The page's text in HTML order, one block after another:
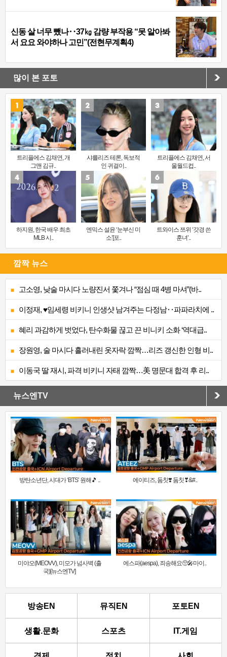
신동 살 너무 뺐나‥37㎏ 감량 부작용 “못 알아봐
서 요요 와야하나 고민”(전현무계획4)
많이 본 포토
트리플에스 김채연, 개
그맨 김규..
샤를리즈 테론, 독보적
인 귀걸이..
트리플에스 김채연, 서
울월드컵..
하지원, 한국 배우 최초
MLB 시..
엔믹스 설윤 ‘눈부신 미
소’[포..
트와이스 쯔위 ‘갓경 쓴
훈녀’..
깜짝 뉴스
고소영, 낮술 마시다 노량진서 쫓겨나 “점심 때 4병 마셔”(바..
이정재, ♥임세령 비키니 인생샷 남겨주는 다정남‥파파라치에 ..
혜리 과감하게 벗었다, 탄수화물 끊고 끈 비니키 소화 ‘역대급..
장원영, 술 마시다 흘러내린 옷자락 깜짝…리즈 갱신한 인형 비..
이동국 딸 재시, 파격 비키니 자태 깜짝…美 명문대 합격 후 리..
뉴스엔TV
방탄소년단, 시대가 ‘BTS’ 원해🎵 .. 에이티즈, 둠칫❣️ 둠칫❣&#..
미야오(MEOVV), 미모가 넘사벽 (출
국)[뉴스엔TV]
에스파(aespa), 죄송해요🥺🎤마이..
방송EN 뮤직EN 포토EN
생활.문화 스포츠 IT.게임